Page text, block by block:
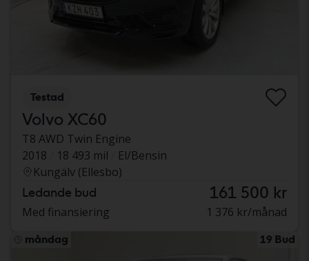
Testad
Volvo XC60
T8 AWD Twin Engine
2018
18 493 mil
El/Bensin
Kungälv (Ellesbo)
Ledande bud 161 500 kr
Med finansiering 1 376 kr/månad
måndag 19 Bud